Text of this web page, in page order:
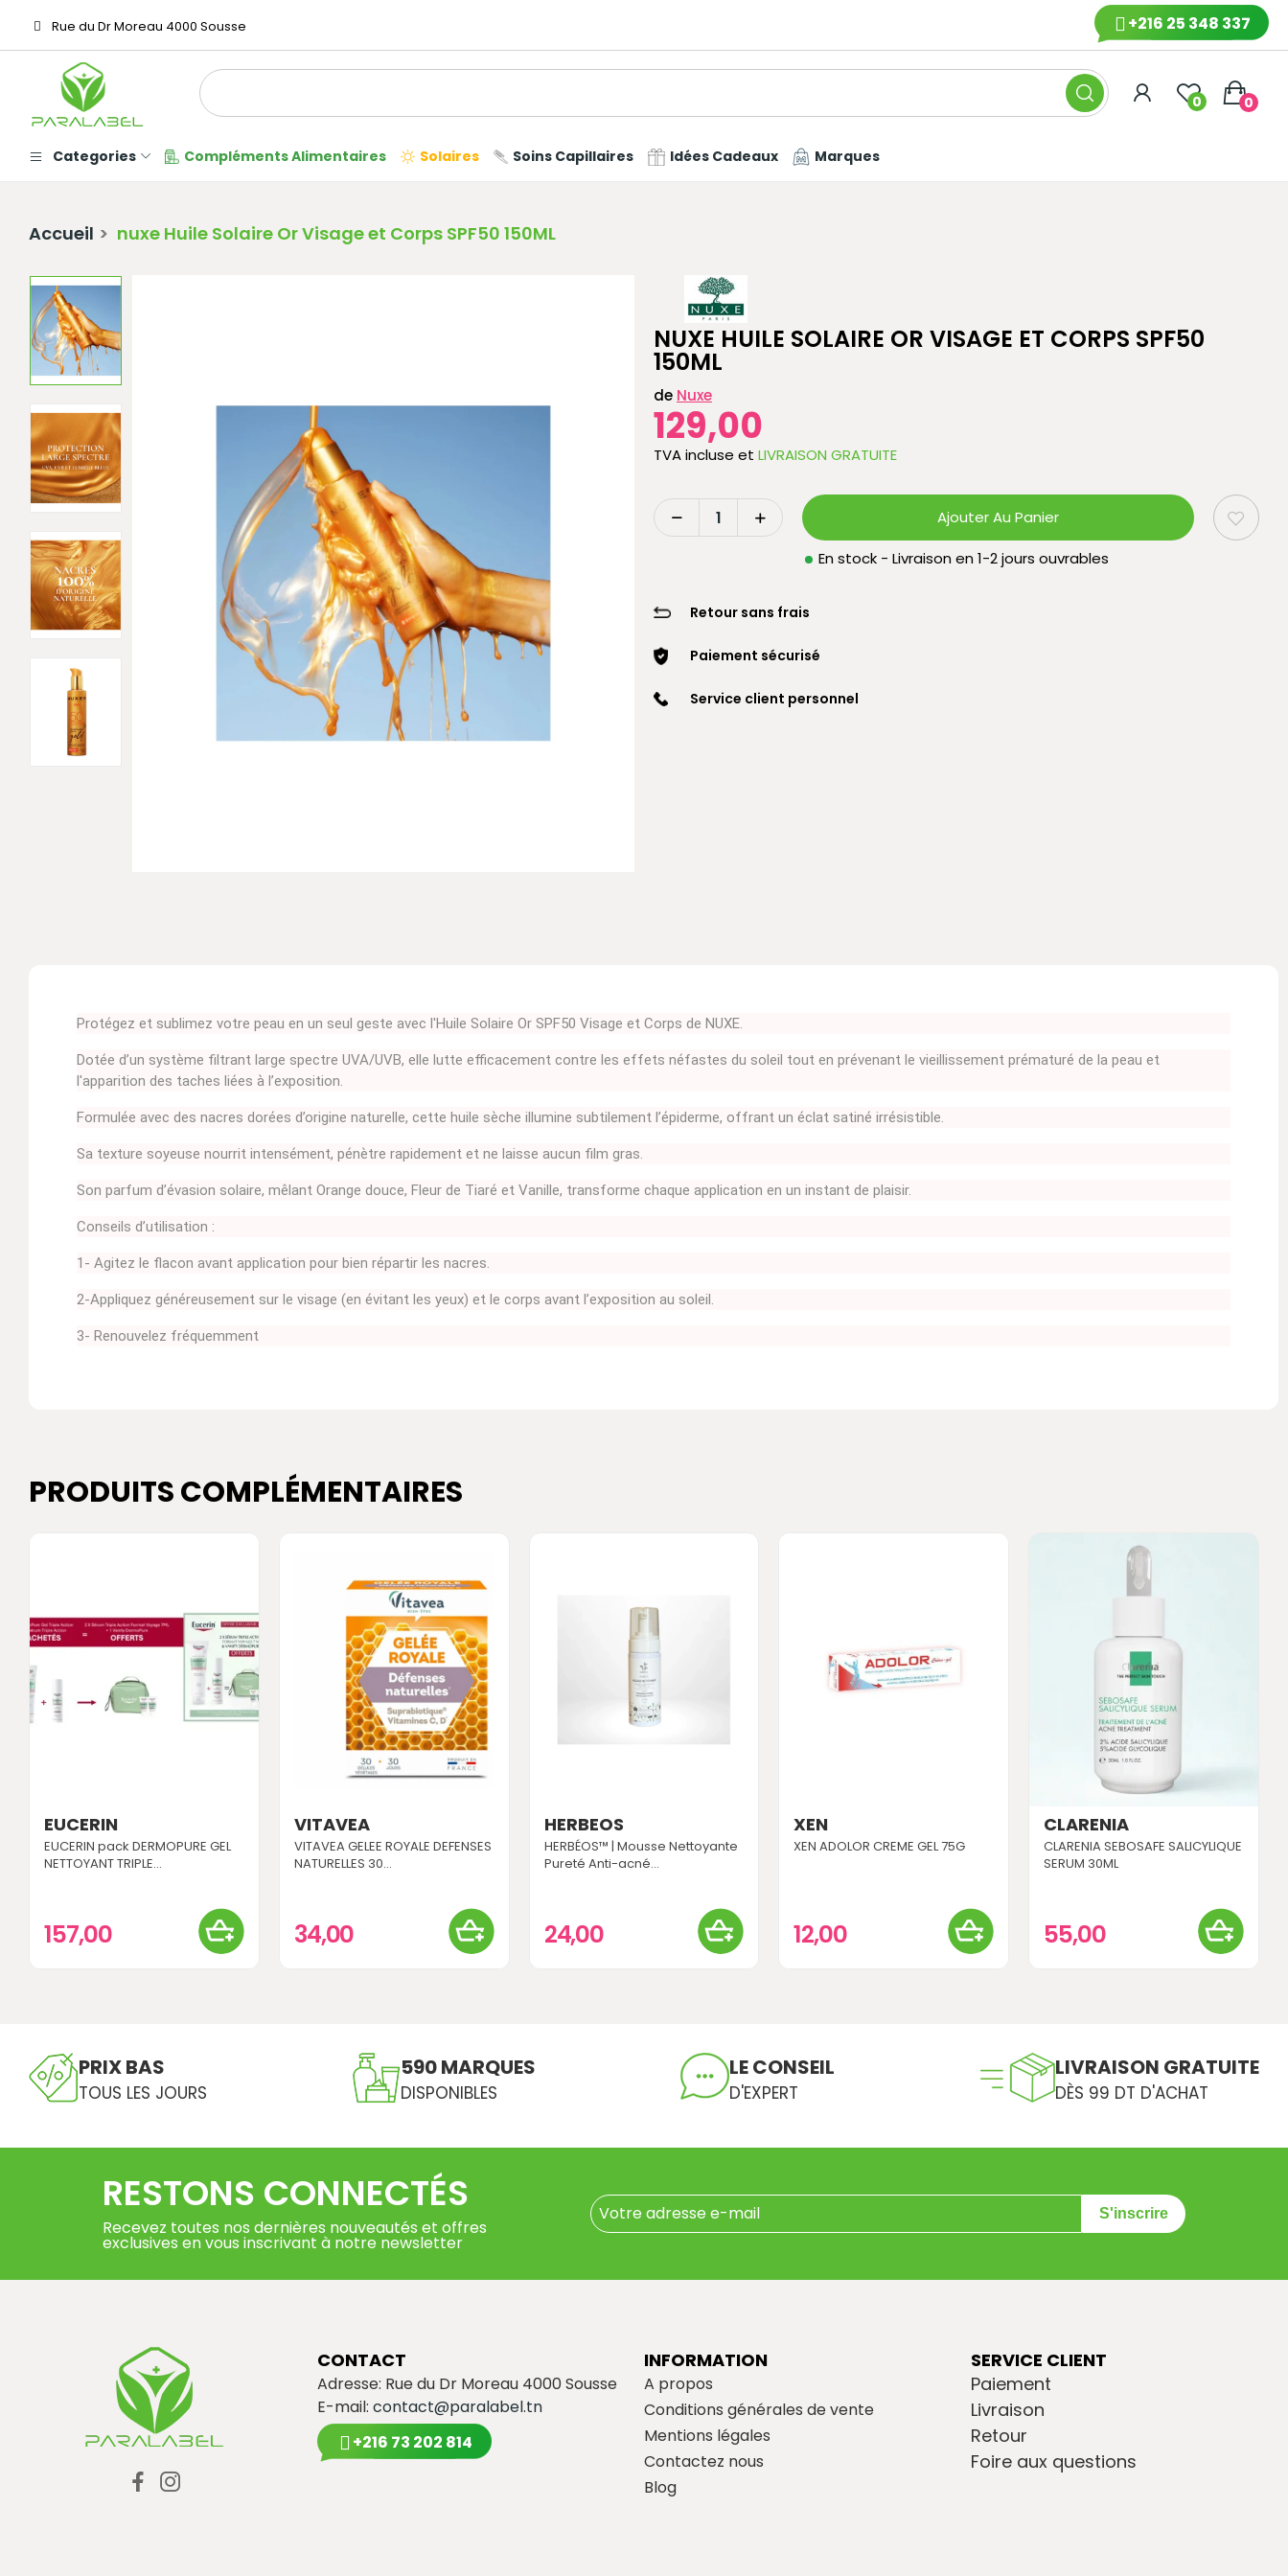
Rue du Dr Moreau 4000 Sousse +216 25 348 337
0 0
Categories Compléments Alimentaires Solaires Soins Capillaires Idées Cadeaux Marques
Accueil nuxe Huile Solaire Or Visage et Corps SPF50 150ML
NUXE HUILE SOLAIRE OR VISAGE ET CORPS SPF50
150ML
de Nuxe
129,00
TVA incluse et LIVRAISON GRATUITE
Ajouter Au Panier
En stock - Livraison en 1-2 jours ouvrables
Retour sans frais
Paiement sécurisé
Service client personnel
Protégez et sublimez votre peau en un seul geste avec l'Huile Solaire Or SPF50 Visage et Corps de NUXE.
Dotée d’un système filtrant large spectre UVA/UVB, elle lutte efficacement contre les effets néfastes du soleil tout en prévenant le vieillissement prématuré de la peau et
l'apparition des taches liées à l’exposition.
Formulée avec des nacres dorées d’origine naturelle, cette huile sèche illumine subtilement l’épiderme, offrant un éclat satiné irrésistible.
Sa texture soyeuse nourrit intensément, pénètre rapidement et ne laisse aucun film gras.
Son parfum d’évasion solaire, mêlant Orange douce, Fleur de Tiaré et Vanille, transforme chaque application en un instant de plaisir.
Conseils d’utilisation :
1- Agitez le flacon avant application pour bien répartir les nacres.
2-Appliquez généreusement sur le visage (en évitant les yeux) et le corps avant l’exposition au soleil.
3- Renouvelez fréquemment
PRODUITS COMPLÉMENTAIRES
EUCERIN
EUCERIN pack DERMOPURE GEL
NETTOYANT TRIPLE...
157,00
VITAVEA
VITAVEA GELEE ROYALE DEFENSES
NATURELLES 30...
34,00
HERBEOS
HERBÉOS™ | Mousse Nettoyante
Pureté Anti-acné...
24,00
XEN
XEN ADOLOR CREME GEL 75G
12,00
CLARENIA
CLARENIA SEBOSAFE SALICYLIQUE
SERUM 30ML
55,00
PRIX BAS
TOUS LES JOURS
590 MARQUES
DISPONIBLES
LE CONSEIL
D'EXPERT
LIVRAISON GRATUITE
DÈS 99 DT D'ACHAT
RESTONS CONNECTÉS
Recevez toutes nos dernières nouveautés et offres
exclusives en vous inscrivant à notre newsletter
S'inscrire
CONTACT
Adresse: Rue du Dr Moreau 4000 Sousse
E-mail: contact@paralabel.tn
+216 73 202 814
INFORMATION
A propos
Conditions générales de vente
Mentions légales
Contactez nous
Blog
SERVICE CLIENT
Paiement
Livraison
Retour
Foire aux questions